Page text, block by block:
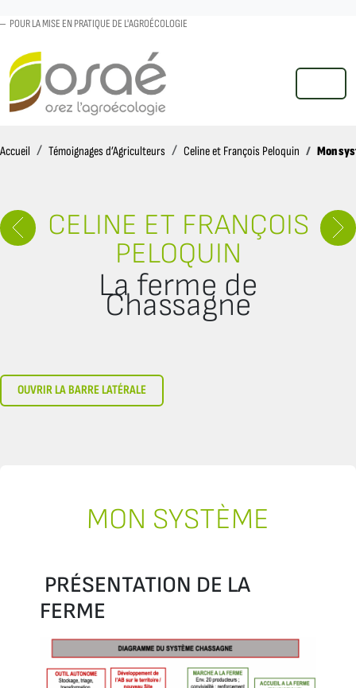
POUR LA MISE EN PRATIQUE DE L'AGROÉCOLOGIE
MENU
Accueil AccueilTémoignages d’Agriculteurs Celine et François Peloquin Mon
CELINE ET FRANÇOIS
PELOQUIN
La ferme de
Chassagne
OUVRIR LA BARRE LATÉRALE
MON SYSTÈME
PRÉSENTATION DE LA
FERME